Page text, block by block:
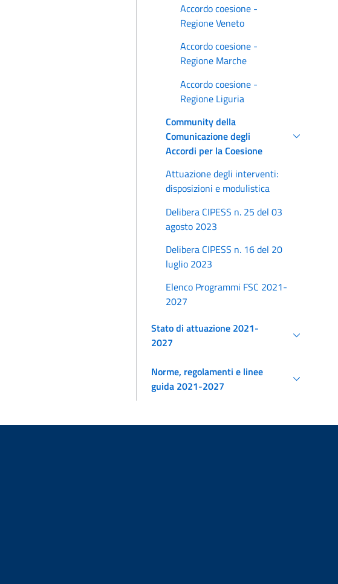
Accordo coesione -
Regione Veneto
Accordo coesione -
Regione Marche
Accordo coesione -
Regione Liguria
Community della
Comunicazione degli
Accordi per la Coesione
Attuazione degli interventi:
disposizioni e modulistica
Delibera CIPESS n. 25 del 03
agosto 2023
Delibera CIPESS n. 16 del 20
luglio 2023
Elenco Programmi FSC 2021-
2027
Stato di attuazione 2021-
2027
Norme, regolamenti e linee
guida 2021-2027